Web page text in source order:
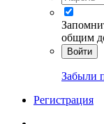
общим
Войти
Забыли
Регистрация